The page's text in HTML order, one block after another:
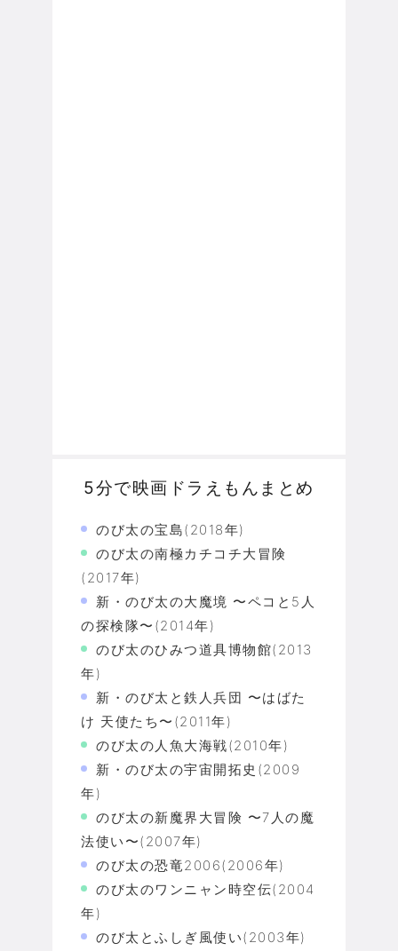
5分で映画ドラえもんまとめ
のび太の宝島(2018年)
のび太の南極カチコチ大冒険
(2017年)
新・のび太の大魔境 〜ペコと5人
の探検隊〜(2014年)
のび太のひみつ道具博物館(2013
年)
新・のび太と鉄人兵団 〜はばた
け 天使たち〜(2011年)
のび太の人魚大海戦(2010年)
新・のび太の宇宙開拓史(2009
年)
のび太の新魔界大冒険 〜7人の魔
法使い〜(2007年)
のび太の恐竜2006(2006年)
のび太のワンニャン時空伝(2004
年)
のび太とふしぎ風使い(2003年)